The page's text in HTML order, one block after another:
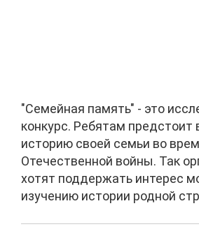
"Семейная память" - это
конкурс. Ребятам предстоит
историю своей семьи во
Отечественной войны. Так
хотят поддержать интерес
изучению истории родной